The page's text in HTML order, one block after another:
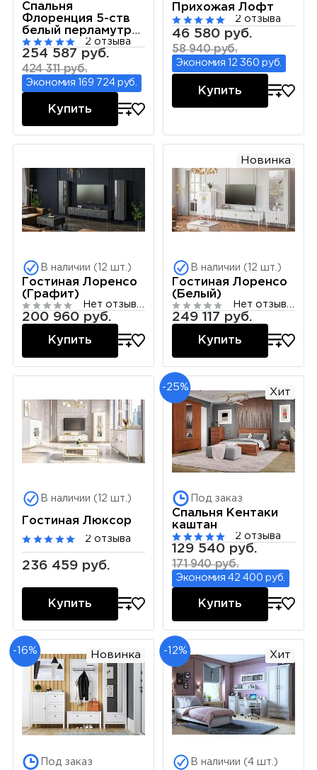
Спальня
Флоренция 5-ств
белый перламутр
глянец
2 отзыва
254 587 руб.
424 311 руб.
Экономия 169 724 руб.
Купить
Прихожая Лофт
2 отзыва
46 580 руб.
58 940 руб.
Экономия 12 360 руб.
Купить
В наличии (12 шт.)
Гостиная Лоренсо
(Графит)
200 960 руб.
Купить
Новинка
В наличии (12 шт.)
Гостиная Лоренсо
(Белый)
249 117 руб.
Купить
В наличии (12 шт.)
Гостиная Люксор
2 отзыва
236 459 руб.
Купить
-25% Хит
Под заказ
Спальня Кентаки
каштан
2 отзыва
129 540 руб.
171 940 руб.
Экономия 42 400 руб.
Купить
-16% Новинка
Под заказ
-12% Хит
В наличии (4 шт.)